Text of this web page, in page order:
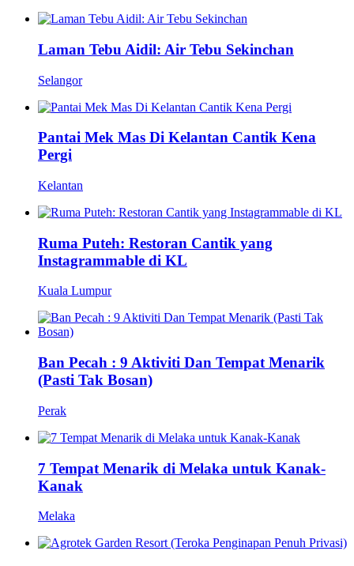
Laman Tebu Aidil: Air Tebu Sekinchan
Selangor
Pantai Mek Mas Di Kelantan Cantik Kena
Pergi
Kelantan
Ruma Puteh: Restoran Cantik yang
Instagrammable di KL
Kuala Lumpur
Ban Pecah : 9 Aktiviti Dan Tempat Menarik
(Pasti Tak Bosan)
Perak
7 Tempat Menarik di Melaka untuk Kanak-
Kanak
Melaka